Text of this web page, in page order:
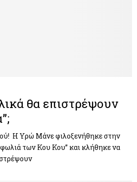
θα επιστρέψουν
Η Υρώ Μάνε φιλοξενήθηκε στην
των Κου Κου” και κλήθηκε να